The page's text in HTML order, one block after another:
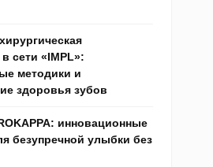
сети «IMPL»:
методики и
здоровья зубов
инновационные
безупречной улыбки без